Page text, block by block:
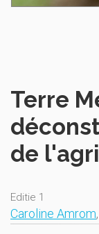
Terre
de
Editie 1
Caroline Amrom,